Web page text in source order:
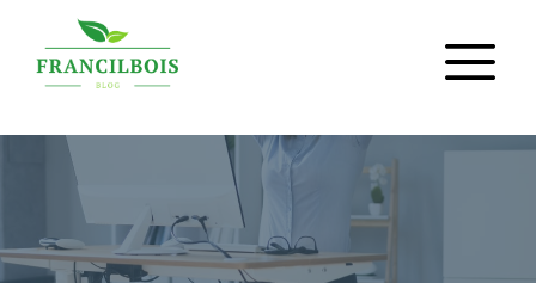
contenu